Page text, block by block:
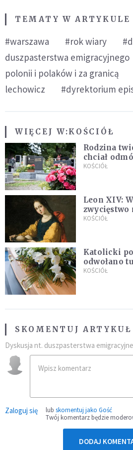
TEMATY W ARTYKULE
#warszawa #rok wiary
duszpasterstwa emigracyjnego
polonii i polaków i za granicą
lechowicz
#dyrektorium
WIĘCEJ W:KOŚCIÓŁ
Rodzina
chciał
zapowiada
KOŚCIÓŁ
Leon XIV:
zwycięstwo
KOŚCIÓŁ
Katolicki
odwołano
KOŚCIÓŁ
SKOMENTUJ ARTYKUŁ
Dyskusja nt. duszpasterstwa
Zaloguj się lub skomentuj jako Gość
Twój komentarz będzie
DODAJ